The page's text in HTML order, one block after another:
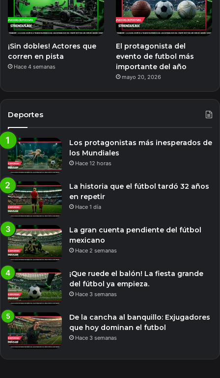
¡Sin dobles! Actores que
corren en pista
Hace 4 semanas
El protagonista del
evento de futbol más
importante del año
mayo 20, 2026
Deportes
Los protagonistas más inesperados de
los Mundiales
Hace 12 horas
La historia que el fútbol tardó 32 años
en repetir
Hace 1 día
La gran cuenta pendiente del fútbol
mexicano
Hace 2 semanas
¡Que ruede el balón! La fiesta grande
del fútbol ya empieza.
Hace 3 semanas
De la cancha al banquillo: Exjugadores
que hoy dominan el futbol
Hace 3 semanas